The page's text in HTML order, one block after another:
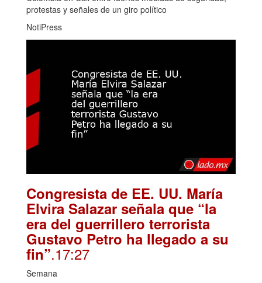
protestas y señales de un giro político
NotiPress
Congresista de EE. UU. María
Elvira Salazar señala que “la
era del guerrillero terrorista
Gustavo Petro ha llegado a su
fin”.17:27
Semana